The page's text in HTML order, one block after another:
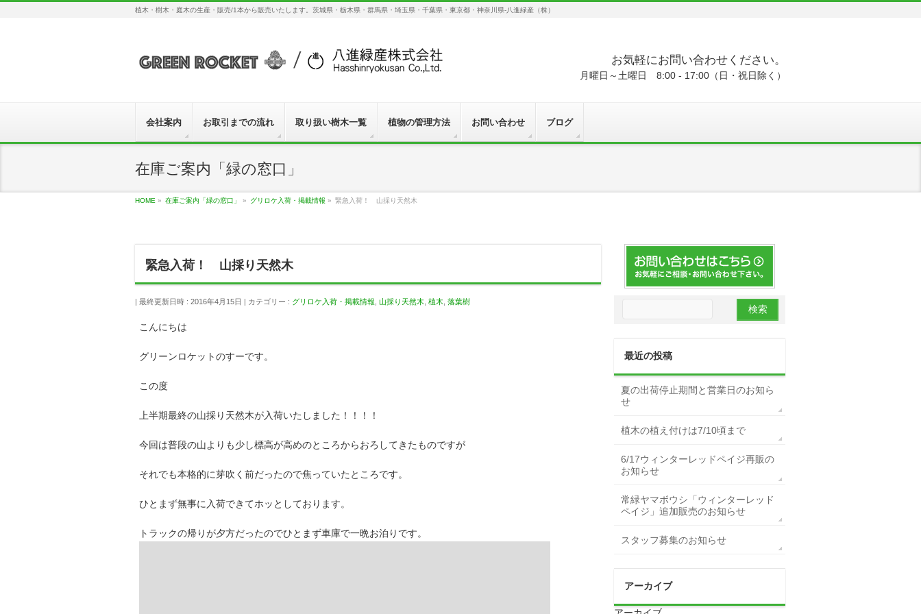
植木・樹木・庭木の生産・販売/1本から販売いたします。茨城県・栃木県・群馬県・埼玉県・千葉県・東京都・神奈川県-八進緑産（株）
お気軽にお問い合わせください。
月曜日～土曜日 8:00 - 17:00（日・祝日除く）
会社案内 お取引までの流れ 取り扱い樹木一覧 植物の管理方法 お問い合わせ ブログ
在庫ご案内「緑の窓口」
HOME » 在庫ご案内「緑の窓口」 » グリロケ入荷・掲載情報 » 緊急入荷！ 山採り天然木
緊急入荷！ 山採り天然木
最終更新日時 : 2016年4月15日 カテゴリー : グリロケ入荷・掲載情報 山採り天然木 植木 落葉樹
こんにちは
グリーンロケットのすーです。
この度
上半期最終の山採り天然木が入荷いたしました！！！！
今回は普段の山よりも少し標高が高めのところからおろしてきたものですが
それでも本格的に芽吹く前だったので焦っていたところです。
ひとまず無事に入荷できてホッとしております。
トラックの帰りが夕方だったのでひとまず車庫で一晩お泊りです。
最近の投稿
夏の出荷停止期間と営業日のお知ら
せ
植木の植え付けは7/10頃まで
6/17ウィンターレッドペイジ再販の
お知らせ
常緑ヤマボウシ「ウィンターレッド
ペイジ」追加販売のお知らせ
スタッフ募集のお知らせ
アーカイブ